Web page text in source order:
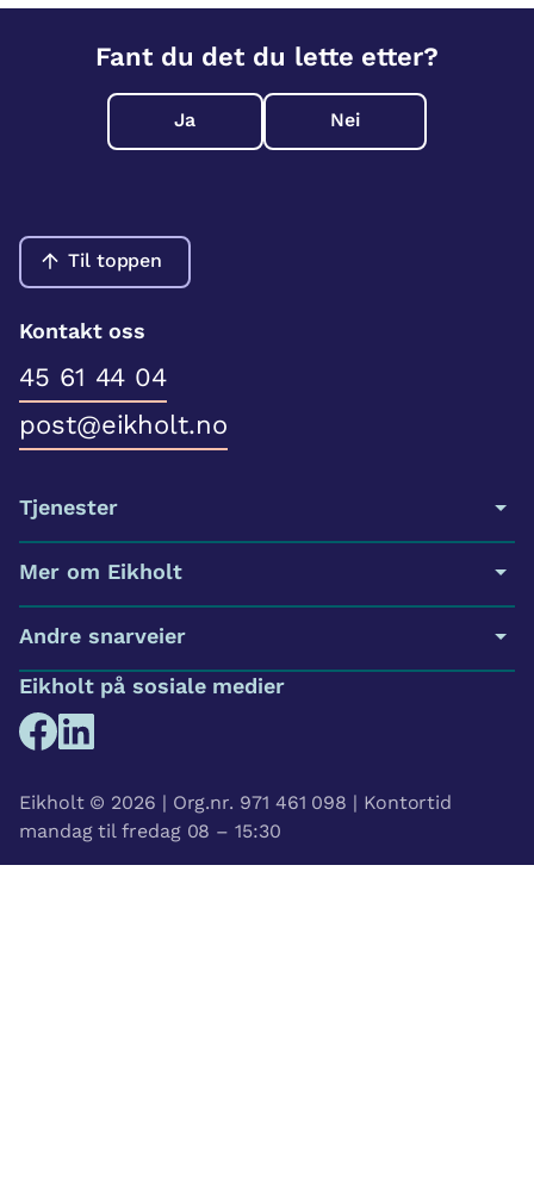
Fant du det du lette etter?
Ja Nei
Til toppen
Kontakt oss
45 61 44 04
post@eikholt.no
Tjenester
Mer om Eikholt
Andre snarveier
Eikholt på sosiale medier
Eikholt © 2026 | Org.nr. 971 461 098 | Kontortid
mandag til fredag 08 – 15:30